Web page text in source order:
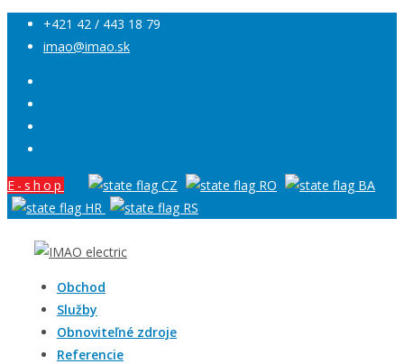
+421 42 / 443 18 79
imao@imao.sk
E-shop
Obchod
Služby
Obnoviteľné zdroje
Referencie